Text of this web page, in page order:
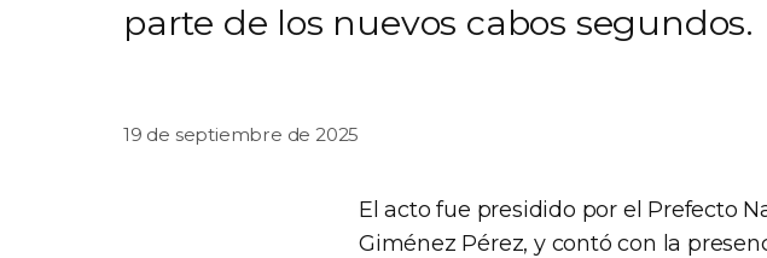
parte de los nuevos cabos segundos.
19 de septiembre de 2025
El acto fue presidido por el Prefecto
Giménez Pérez, y contó con la